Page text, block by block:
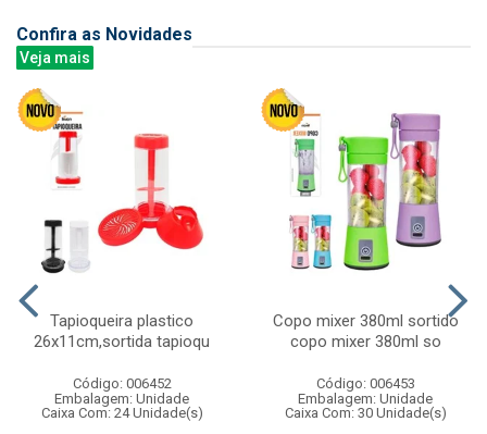
Confira as Novidades
Veja mais
Tapioqueira plastico
26x11cm,sortida tapioqu
Código: 006452
Embalagem: Unidade
Caixa Com: 24 Unidade(s)
Copo mixer 380ml sortido
copo mixer 380ml so
Código: 006453
Embalagem: Unidade
Caixa Com: 30 Unidade(s)